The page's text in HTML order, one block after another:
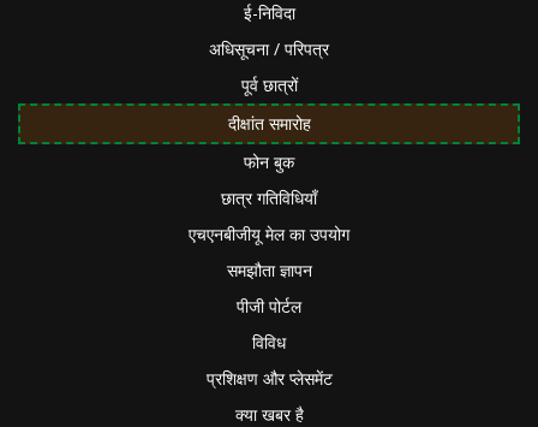
ई-निविदा
अधिसूचना / परिपत्र
पूर्व छात्रों
दीक्षांत समारोह
फोन बुक
छात्र गतिविधियाँ
एचएनबीजीयू मेल का उपयोग
समझौता ज्ञापन
पीजी पोर्टल
विविध
प्रशिक्षण और प्लेसमेंट
क्या खबर है